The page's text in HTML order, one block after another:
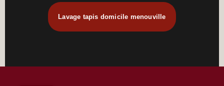
Lavage tapis domicile menouville